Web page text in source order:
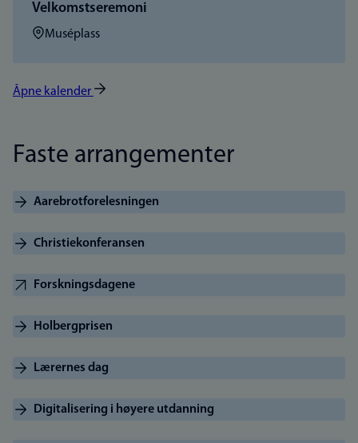
Velkomstseremoni
Sted:Muséplass
Åpne kalender
Faste arrangementer
Aarebrotforelesningen
Christiekonferansen
Forskningsdagene
Holbergprisen
Lærernes dag
Digitalisering i høyere utdanning